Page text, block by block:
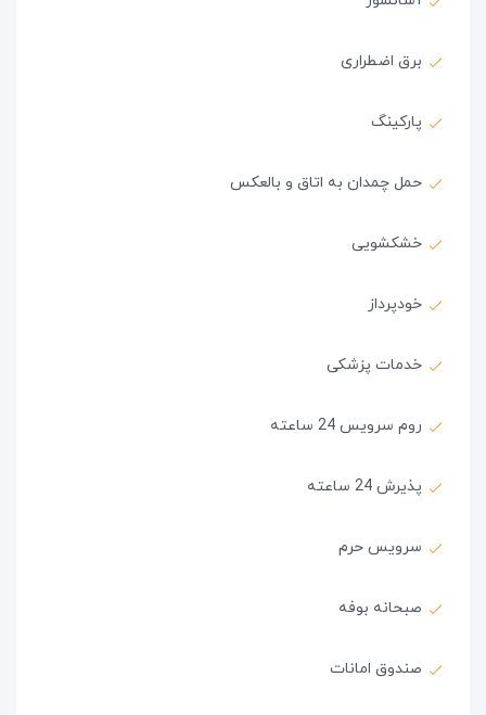
برق اضطراری
پارکینگ
حمل چمدان به اتاق و بالعکس
خشکشویی
خودپرداز
خدمات پزشکی
روم سرویس 24 ساعته
پذیرش 24 ساعته
سرویس حرم
صبحانه بوفه
صندوق امانات